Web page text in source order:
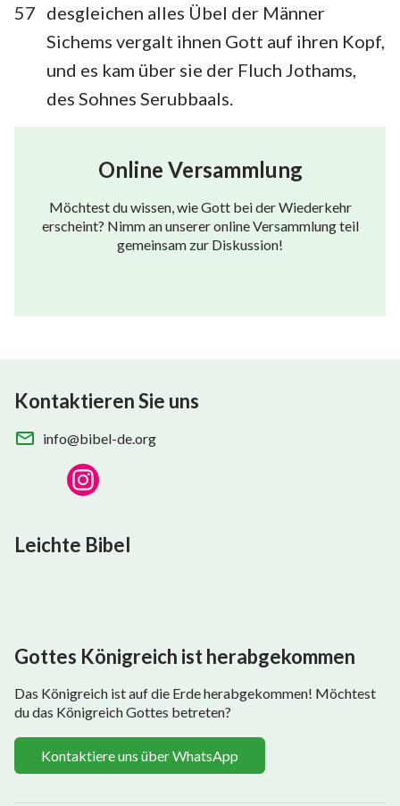
57 desgleichen alles Übel der Männer
Sichems vergalt ihnen Gott auf ihren Kopf,
und es kam über sie der Fluch Jothams,
des Sohnes Serubbaals.
Online Versammlung
Möchtest du wissen, wie Gott bei der Wiederkehr
erscheint? Nimm an unserer online Versammlung teil
gemeinsam zur Diskussion!
Kontaktieren Sie uns
info@bibel-de.org
Leichte Bibel
Gottes Königreich ist herabgekommen
Das Königreich ist auf die Erde herabgekommen! Möchtest
du das Königreich Gottes betreten?
Kontaktiere uns über WhatsApp